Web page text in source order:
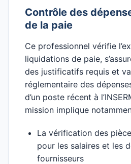
Contrôle des
de la paie
Ce professionnel vérifie
liquidations de paie,
des justificatifs requis et
réglementaire des
d’un poste récent à
mission implique
La vérification des
pour les salaires et les
fournisseurs